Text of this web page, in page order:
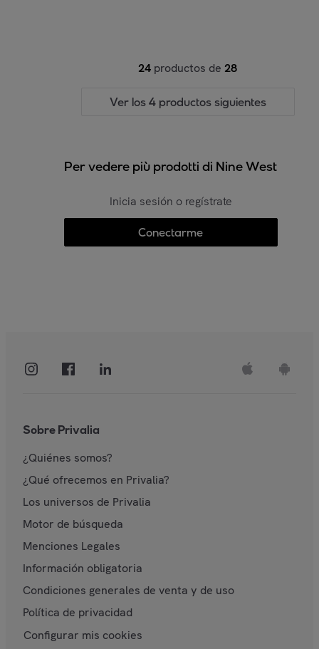
24 productos de 28
Ver los 4 productos siguientes
Per vedere più prodotti di Nine West
Inicia sesión o regístrate
Conectarme
Sobre Privalia
¿Quiénes somos?
¿Qué ofrecemos en Privalia?
Los universos de Privalia
Motor de búsqueda
Menciones Legales
Información obligatoria
Condiciones generales de venta y de uso
Política de privacidad
Configurar mis cookies